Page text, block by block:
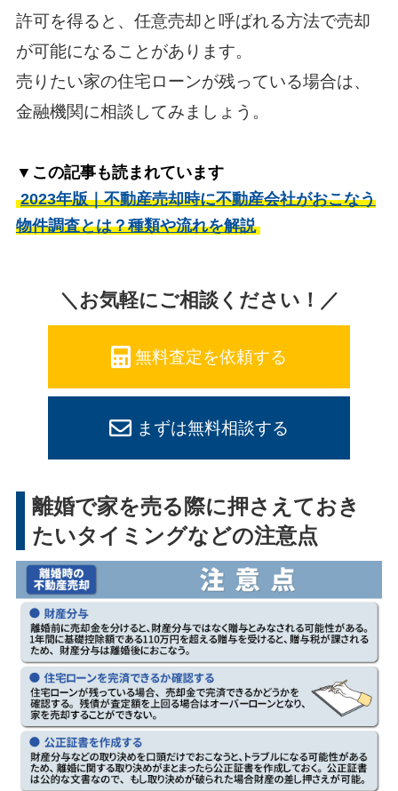
許可を得ると、任意売却と呼ばれる方法で売却
が可能になることがあります。
売りたい家の住宅ローンが残っている場合は、
金融機関に相談してみましょう。
▼この記事も読まれています
2023年版｜不動産売却時に不動産会社がおこなう
物件調査とは？種類や流れを解説
＼お気軽にご相談ください！／
無料査定を依頼する
まずは無料相談する
離婚で家を売る際に押さえておき
たいタイミングなどの注意点